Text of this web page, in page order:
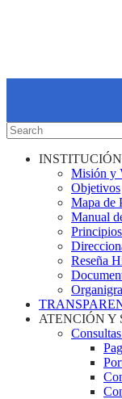
INSTITUCIÓN
Misión y
Objetivos
Mapa de
Manual
Reseña
ATENCIÓN Y